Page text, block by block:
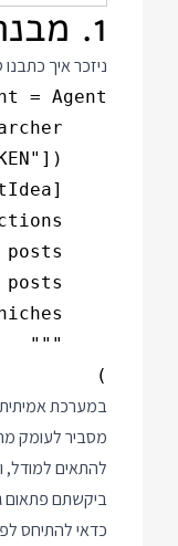
1. מבנה קוד
ניזכר איך
)
מסביר לעומק
להתאים למודל,
ביקשתם פתאום
כדאי להתיחס